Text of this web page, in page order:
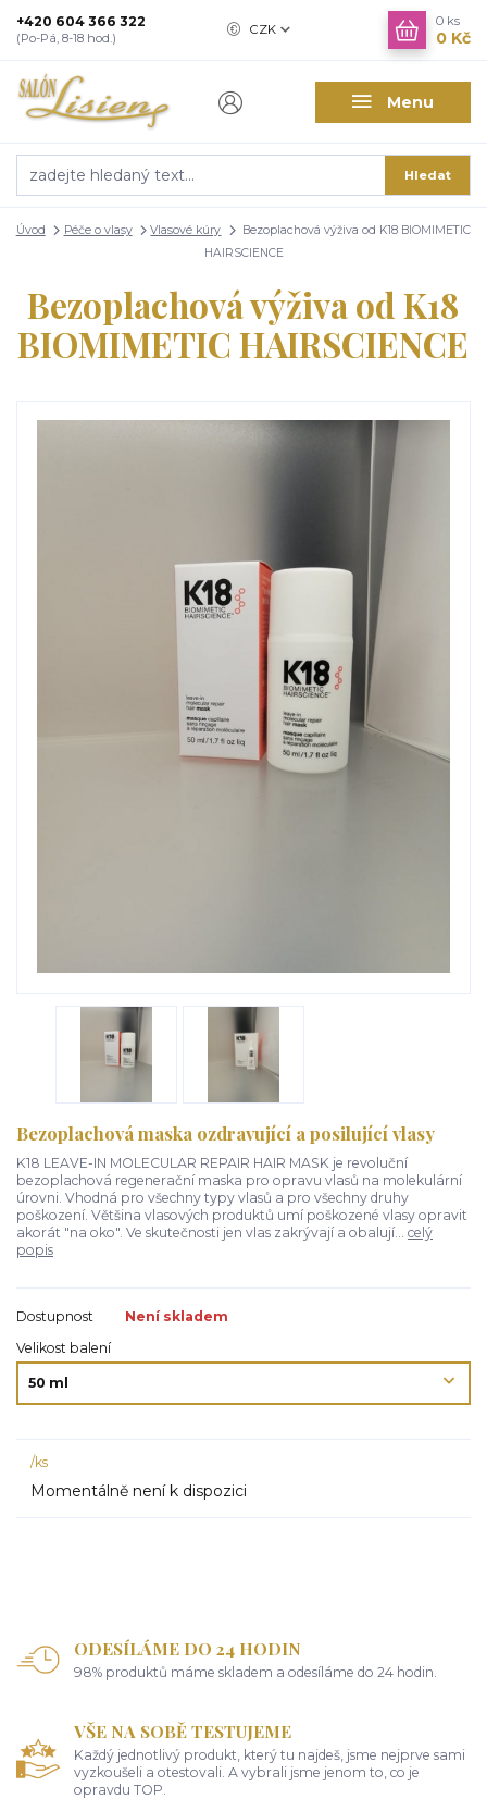
Menu
CZK
Hledat
+420 604 366 322
(Po-Pá, 8-18 hod.)
0 ks
0 Kč
Úvod Péče o vlasy Vlasové kúry
Bezoplachová výživa od K18 BIOMIMETIC
HAIRSCIENCE
Bezoplachová výživa od K18
BIOMIMETIC HAIRSCIENCE
Bezoplachová maska ozdravující a posilující vlasy
K18 LEAVE-IN MOLECULAR REPAIR HAIR MASK je revoluční
bezoplachová regenerační maska pro opravu vlasů na molekulární
úrovni. Vhodná pro všechny typy vlasů a pro všechny druhy
poškození. Většina vlasových produktů umí poškozené vlasy opravit
akorát "na oko". Ve skutečnosti jen vlas zakrývají a obalují... celý
popis
Dostupnost
Není skladem
Velikost balení
/ks
Momentálně není k dispozici
ODESÍLÁME DO 24 HODIN
98% produktů máme skladem a odesíláme do 24 hodin.
VŠE NA SOBĚ TESTUJEME
Každý jednotlivý produkt, který tu najdeš, jsme nejprve sami
vyzkoušeli a otestovali. A vybrali jsme jenom to, co je
opravdu TOP.